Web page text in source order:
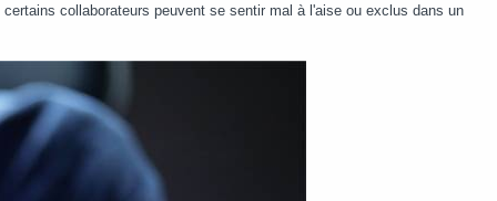
collaborateurs peuvent se sentir mal à l'aise ou exclus dans un